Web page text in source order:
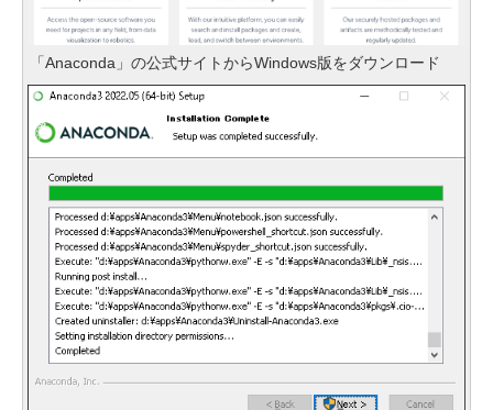
「Anaconda」の公式サイトからWindows版をダウンロード